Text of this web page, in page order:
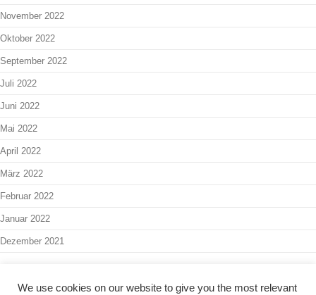
November 2022
Oktober 2022
September 2022
Juli 2022
Juni 2022
Mai 2022
April 2022
März 2022
Februar 2022
Januar 2022
Dezember 2021
We use cookies on our website to give you the most relevant